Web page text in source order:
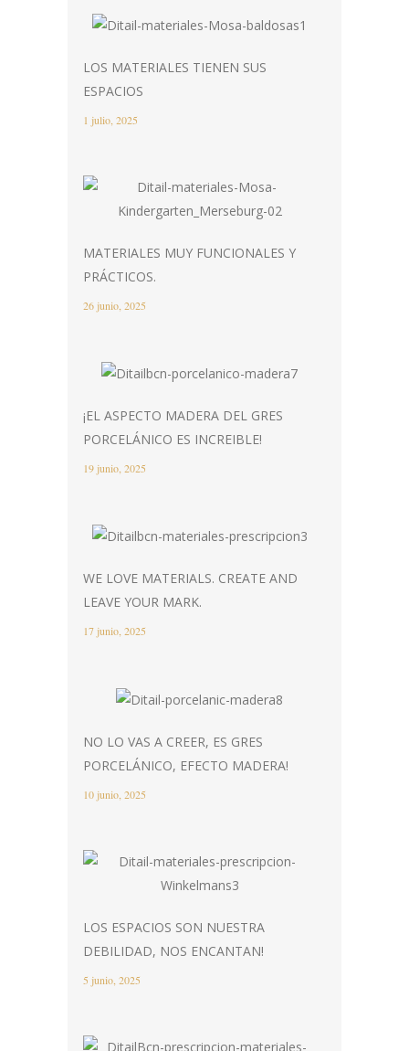
LOS MATERIALES TIENEN SUS
ESPACIOS
1 julio, 2025
MATERIALES MUY FUNCIONALES Y
PRÁCTICOS.
26 junio, 2025
¡EL ASPECTO MADERA DEL GRES
PORCELÁNICO ES INCREIBLE!
19 junio, 2025
WE LOVE MATERIALS. CREATE AND
LEAVE YOUR MARK.
17 junio, 2025
NO LO VAS A CREER, ES GRES
PORCELÁNICO, EFECTO MADERA!
10 junio, 2025
LOS ESPACIOS SON NUESTRA
DEBILIDAD, NOS ENCANTAN!
5 junio, 2025